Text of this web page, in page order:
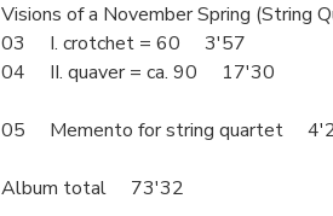
Visions of a November Spring
03 I. crotchet = 60 3'57
04 II. quaver = ca. 90 17'30
05 Memento for string quartet
Album total 73'32